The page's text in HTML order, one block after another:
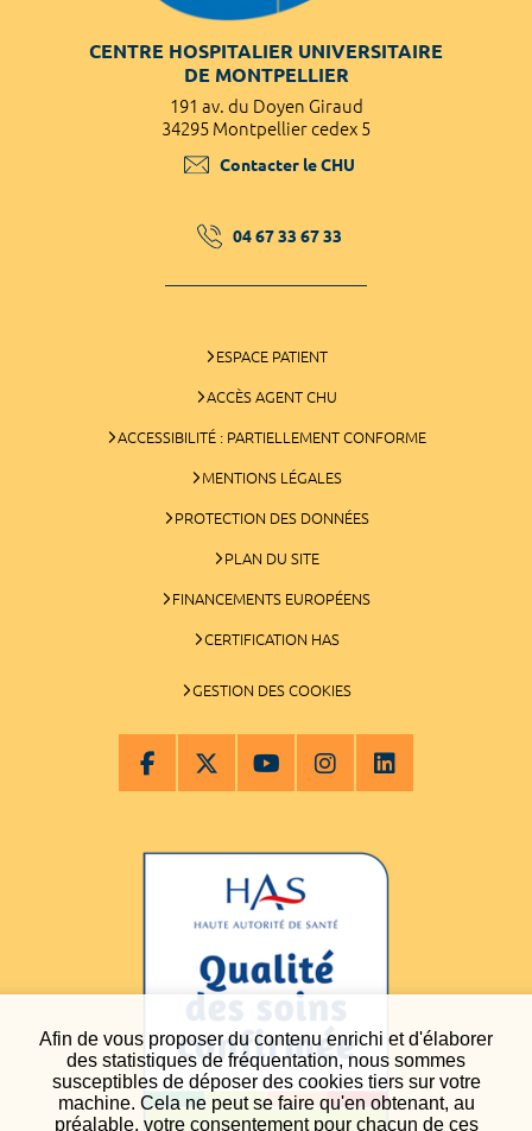
Afin de vous proposer du contenu enrichi et d'élaborer
des statistiques de fréquentation, nous sommes
susceptibles de déposer des cookies tiers sur votre
machine. Cela ne peut se faire qu'en obtenant, au
préalable, votre consentement pour chacun de ces
CENTRE HOSPITALIER UNIVERSITAIRE
DE MONTPELLIER
191 av. du Doyen Giraud
34295 Montpellier cedex 5
Contacter le CHU
04 67 33 67 33
ESPACE PATIENT
ACCÈS AGENT CHU
ACCESSIBILITÉ : PARTIELLEMENT CONFORME
MENTIONS LÉGALES
PROTECTION DES DONNÉES
PLAN DU SITE
FINANCEMENTS EUROPÉENS
CERTIFICATION HAS
GESTION DES COOKIES